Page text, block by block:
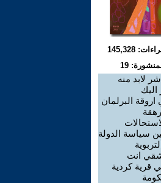
145,328
19
لابد منه
البرلمان
سياسة الدولة
انت
قرية كردية